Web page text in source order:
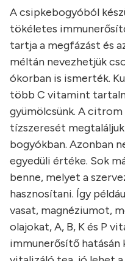
A csipkebogyóból
tökéletes
tartja a megfázást és
méltán nevezhetjük
ókorban is ismerték.
több C vitamint
gyümölcsünk. A
tízszeresét
bogyókban. Azonban
egyedüli értéke. Sok
benne, melyet a
hasznosítani. Így
vasat, magnéziumot,
olajokat, A, B, K és P
immunerősítő hatásán